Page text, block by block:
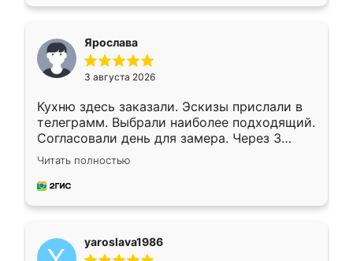
Ярослава
3 августа 2026
Кухню здесь заказали. Эскизы прислали в
телеграмм. Выбрали наиболее подходящий.
Согласовали день для замера. Через 3
недели кухня была уже готова. Остались
довольны работой. Спасибо Ренессанс
мебель за качественную работу!
Читать полностью
yaroslava1986